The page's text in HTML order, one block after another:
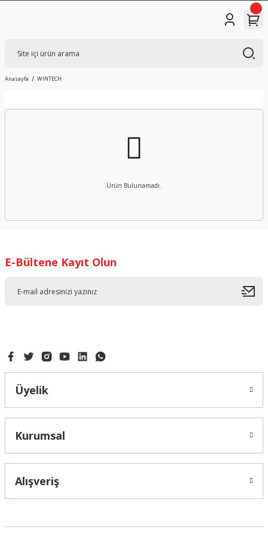
Anasayfa WINTECH
Ürün Bulunamadı.
E-Bültene Kayıt Olun
Üyelik
Kurumsal
Alışveriş